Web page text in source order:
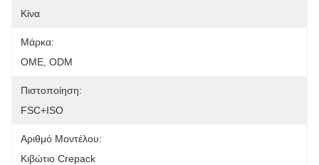
Κίνα
Μάρκα:
OME, ODM
Πιστοποίηση:
FSC+ISO
Αριθμό Μοντέλου:
Κιβώτιο Crepack